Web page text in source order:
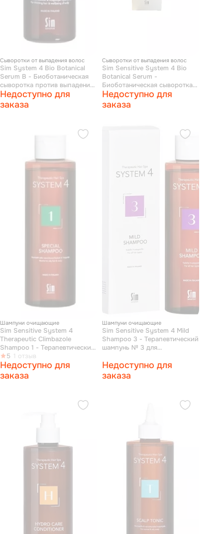
Сыворотки от выпадения волос
Sim System 4 Bio Botanical
Serum B - Биоботаническая
сыворотка против выпадения
и для стимуляции роста волос
50 мл
Недоступно для
заказа
Сыворотки от выпадения волос
Sim Sensitive System 4 Bio
Botanical Serum -
Биоботаническая сыворотка
150 мл
Недоступно для
заказа
Шампуни очищающие
Sim Sensitive System 4
Therapeutic Climbazole
Shampoo 1 - Терапевтический
шампунь № 1 для нормальной
и жирной кожи головы 250 мл
5 1 отзыв
Недоступно для
заказа
Шампуни очищающие
Sim Sensitive System 4 Mild
Shampoo 3 - Терапевтический
шампунь № 3 для
мл
Недоступно для
заказа